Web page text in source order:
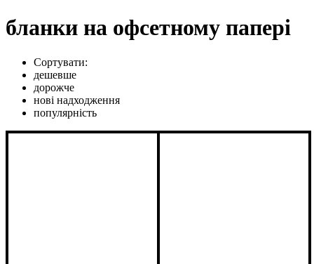
бланки на офсетному папері
Сортувати:
дешевше
дорожче
нові надходження
популярність